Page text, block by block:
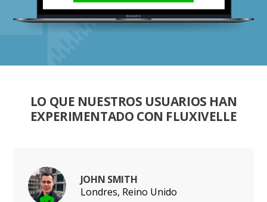
LO QUE NUESTROS USUARIOS HAN
EXPERIMENTADO CON FLUXIVELLE
JOHN SMITH
Londres, Reino Unido